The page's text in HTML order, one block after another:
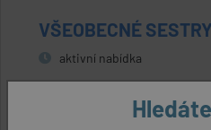
VŠEOBECNÉ
aktivní nabídka
Nemocnice ve Frýdku-